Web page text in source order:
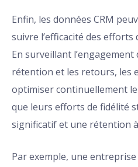
Enfin, les données CRM
suivre l’efficacité des
En surveillant l’engagement
rétention et les retours, les
optimiser continuellement
que leurs efforts de fidélité
significatif et une rétention
Par exemple, une